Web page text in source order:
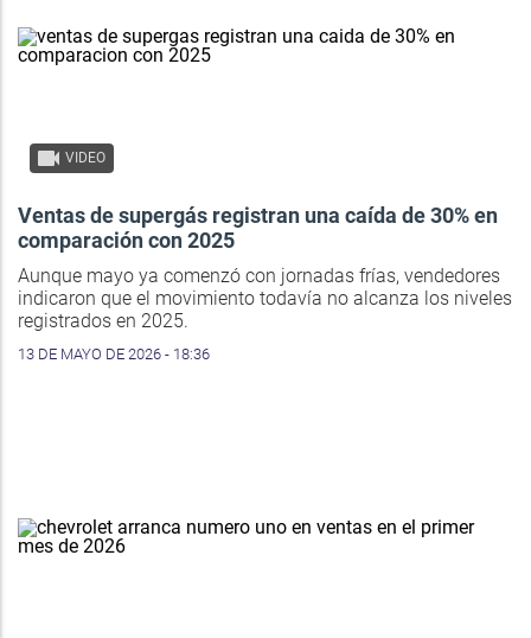
VIDEO
Ventas de supergás registran una caída de 30% en
comparación con 2025
Aunque mayo ya comenzó con jornadas frías, vendedores
indicaron que el movimiento todavía no alcanza los niveles
registrados en 2025.
13 DE MAYO DE 2026 - 18:36